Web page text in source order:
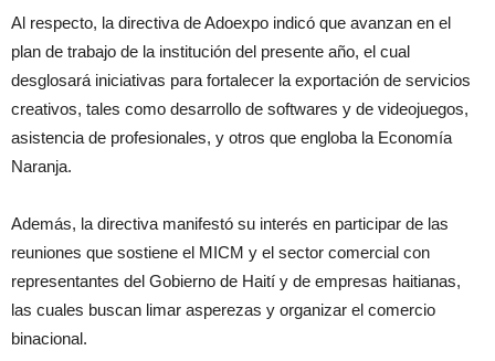
Al respecto, la directiva de Adoexpo indicó que avanzan en el
plan de trabajo de la institución del presente año, el cual
desglosará iniciativas para fortalecer la exportación de servicios
creativos, tales como desarrollo de softwares y de videojuegos,
asistencia de profesionales, y otros que engloba la Economía
Naranja.
Además, la directiva manifestó su interés en participar de las
reuniones que sostiene el MICM y el sector comercial con
representantes del Gobierno de Haití y de empresas haitianas,
las cuales buscan limar asperezas y organizar el comercio
binacional.